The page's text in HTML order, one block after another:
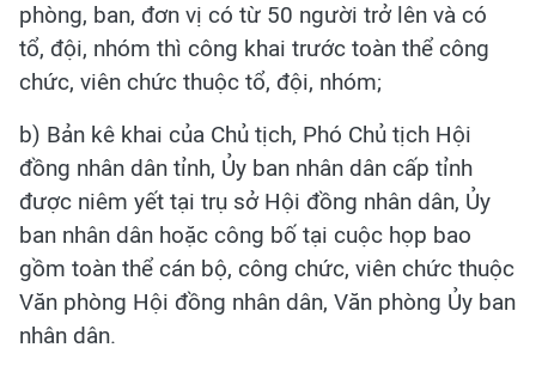
phòng, ban, đơn vị có từ 50 người trở lên và có
tổ, đội, nhóm thì công khai trước toàn thể công
chức, viên chức thuộc tổ, đội, nhóm;
b) Bản kê khai của Chủ tịch, Phó Chủ tịch Hội
đồng nhân dân tỉnh, Ủy ban nhân dân cấp tỉnh
được niêm yết tại trụ sở Hội đồng nhân dân, Ủy
ban nhân dân hoặc công bố tại cuộc họp bao
gồm toàn thể cán bộ, công chức, viên chức thuộc
Văn phòng Hội đồng nhân dân, Văn phòng Ủy ban
nhân dân.